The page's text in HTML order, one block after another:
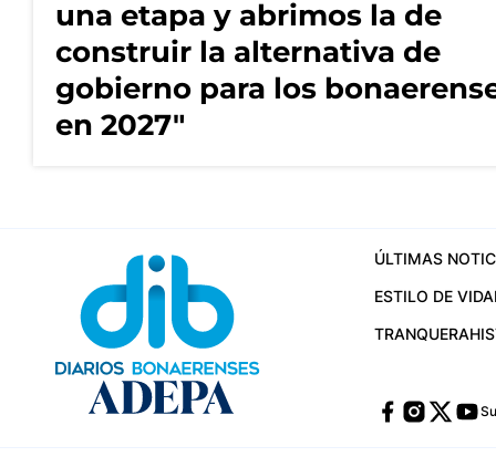
una etapa y abrimos la de
construir la alternativa de
gobierno para los
en 2027"
ÚLTIMAS
ESTILO DE VIDA
TRANQUERA